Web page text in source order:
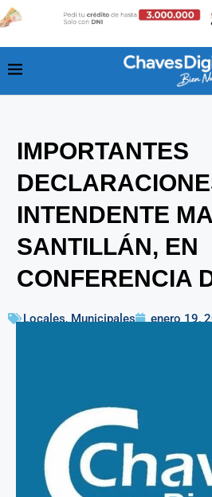
IMPORTANTES
INTENDENTE
SANTILLÁN, EN
CONFERENCIA
Locales, Municipales enero 19,